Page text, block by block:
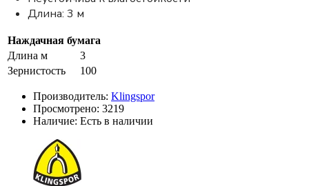
Длина: 3 м
Наждачная бумага
Длина м
3
Зернистость
100
Производитель: Klingspor
Просмотрено: 3219
Наличие: Есть в наличии